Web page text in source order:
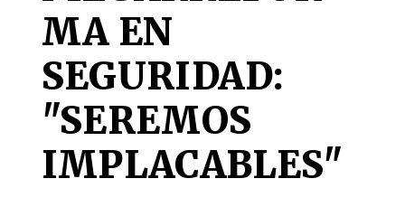
MA EN
SEGURIDAD:
"SEREMOS
IMPLACABLES"